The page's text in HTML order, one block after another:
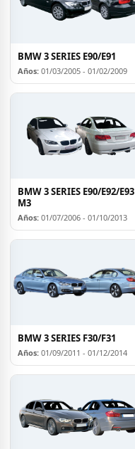
BMW 3 SERIES E90/E91
Años: 01/03/2005 - 01/02/2009
BMW 3 SERIES E90/E92/E93
M3
Años: 01/07/2006 - 01/10/2013
BMW 3 SERIES F30/F31
Años: 01/09/2011 - 01/12/2014